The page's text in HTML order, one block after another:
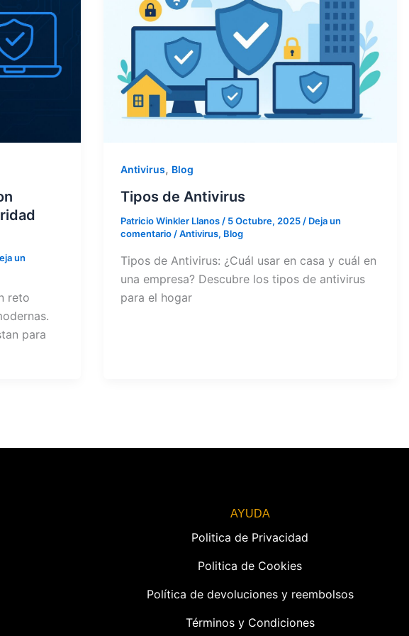
un
reto
para
Antivirus, Blog
Tipos de Antivirus
Patricio Winkler Llanos / 5 Octubre, 2025 / Deja un
comentario /Antivirus, Blog
Tipos de Antivirus: ¿Cuál usar en casa y cuál en
una empresa? Descubre los tipos de antivirus
para el hogar
AYUDA
Politica de Privacidad
Politica de Cookies
Política de devoluciones y reembolsos
Términos y Condiciones